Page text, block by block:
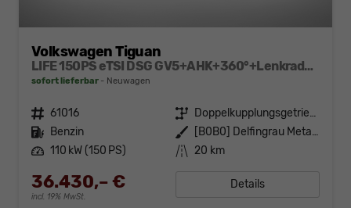
Volkswagen Tiguan
LIFE 150PS eTSI DSG GV5+AHK+360°+Lenkradheiz+IQ.Drive+ACC+App+eHeck+LED
sofort lieferbar Neuwagen
Fahrzeugnr. 61016 Getriebe
Doppelkupplungsgetriebe (DSG)
Kraftstoff Benzin Außenfarbe
[B0B0] Delfingrau Metallic
Leistung 110 kW (150 PS) Kilometerstand 20 km
36.430,– €
incl. 19% MwSt.
Details